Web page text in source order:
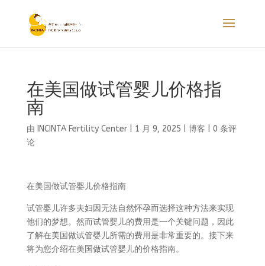
在美国做试管婴儿价格指
南
由 INCINTA Fertility Center| 1 月 9, 2025 博客
0 条评
论
在美国做试管婴儿价格指南
试管婴儿许多夫妇因无法自然怀孕而选择这种方法来实现
他们的梦想。然而试管婴儿的费用是一个关键问题，因此
了解在美国做试管婴儿所需的费用是非常重要的。接下来
将为您介绍在美国做试管婴儿的价格指南。